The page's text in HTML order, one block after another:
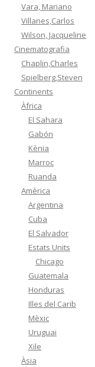
Vara, Mariano
Villanes,Carlos
Wilson, Jacqueline
Cinematografia
Chaplin,Charles
Spielberg,Steven
Continents
Àfrica
El Sahara
Gabón
Kènia
Marroc
Ruanda
Amèrica
Argentina
Cuba
El Salvador
Estats Units
Chicago
Guatemala
Honduras
Illes del Carib
Mèxic
Uruguai
Xile
Àsia